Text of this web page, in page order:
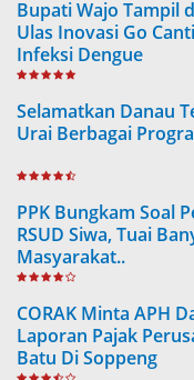
Bupati Wajo Tampil
Ulas Inovasi Go
Infeksi Dengue
Selamatkan Danau
Urai Berbagai
PPK Bungkam Soal
RSUD Siwa, Tuai
Masyarakat..
CORAK Minta APH
Laporan Pajak
Batu Di Soppeng